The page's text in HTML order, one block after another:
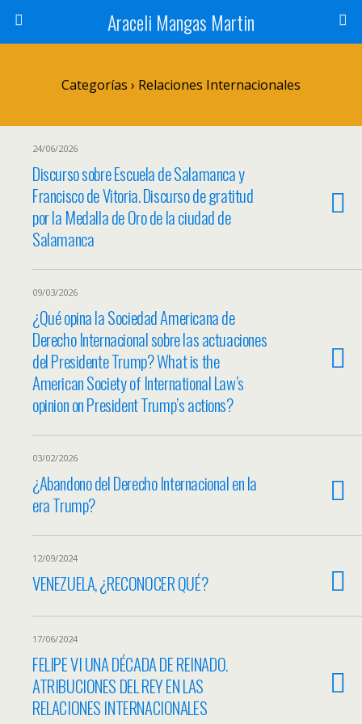
Araceli Mangas Martin
Categorías › Relaciones Internacionales
24/06/2026
Discurso sobre Escuela de Salamanca y
Francisco de Vitoria. Discurso de gratitud
por la Medalla de Oro de la ciudad de
Salamanca
09/03/2026
¿Qué opina la Sociedad Americana de
Derecho Internacional sobre las actuaciones
del Presidente Trump? What is the
American Society of International Law’s
opinion on President Trump’s actions?
03/02/2026
¿Abandono del Derecho Internacional en la
era Trump?
12/09/2024
VENEZUELA, ¿RECONOCER QUÉ?
17/06/2024
FELIPE VI UNA DÉCADA DE REINADO.
ATRIBUCIONES DEL REY EN LAS
RELACIONES INTERNACIONALES